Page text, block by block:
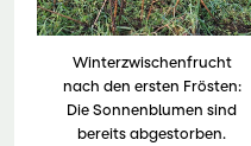
Winterzwischenfrucht
nach den ersten Frösten:
Die Sonnenblumen sind
bereits abgestorben.